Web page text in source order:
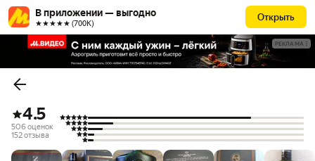
В приложении — выгодно
★★★★★ (700К)
Открыть
РЕКЛАМА
4.5
506 оценок
152 отзыва